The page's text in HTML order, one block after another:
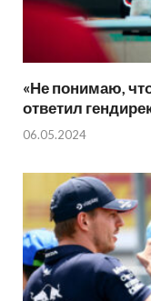
«Не понимаю,
ответил
06.05.2024